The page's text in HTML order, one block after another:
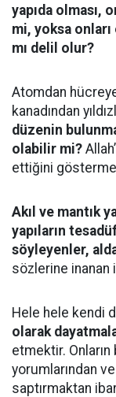
yapıda olması,
mi, yoksa
mı delil olur?
Atomdan
kanadından
düzenin
olabilir mi?
ettiğini
Akıl ve mantık
yapıların
söyleyenler,
sözlerine inanan
Hele hele kendi
olarak
etmektir.
yorumlarından
saptırmaktan